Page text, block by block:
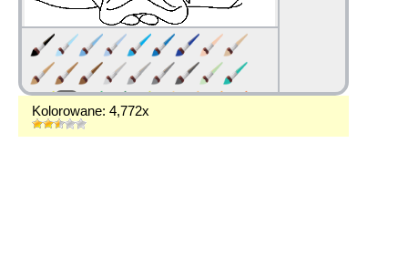
Kolorowane: 4,772x